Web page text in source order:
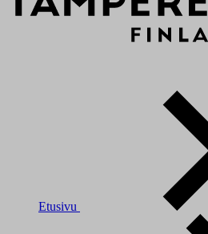
Etusivu